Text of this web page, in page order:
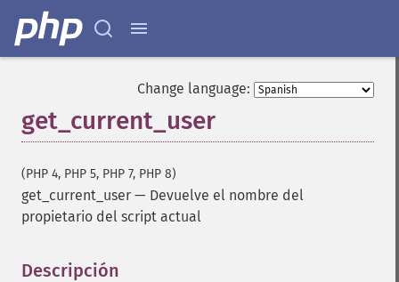
Change language:
get_current_user
(PHP 4, PHP 5, PHP 7, PHP 8)
get_current_user — Devuelve el nombre del
propietario del script actual
Descripción